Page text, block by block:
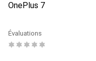
OnePlus 7
Évaluations